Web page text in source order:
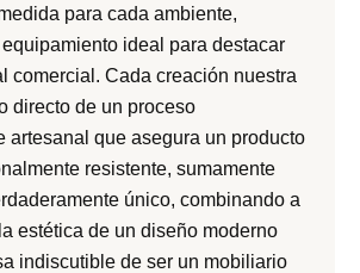
para cada ambiente,
ideal para destacar
comercial. Cada creación nuestra
directo de un proceso
artesanal que asegura un producto
resistente, sumamente
único, combinando a
estética de un diseño moderno
indiscutible de ser un mobiliario